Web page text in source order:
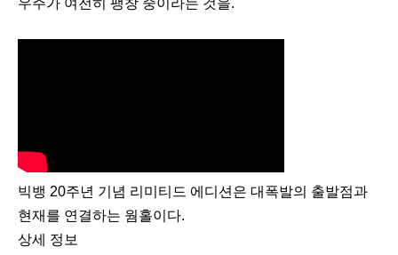
우주가 여전히 팽창 중이라는 것을.
빅뱅 20주년 기념 리미티드 에디션은 대폭발의 출발점과
현재를 연결하는 웜홀이다.
상세 정보